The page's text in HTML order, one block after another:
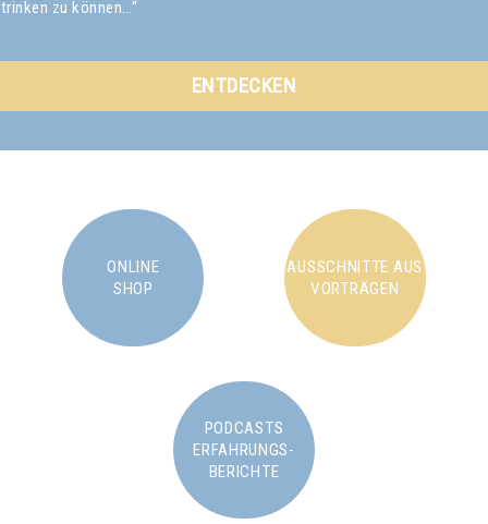
zu können…“
ENTDECKEN
ONLINE
SHOP
AUSSCHNITTE AUS
VORTRÄGEN
PODCASTS
ERFAHRUNGS-
BERICHTE